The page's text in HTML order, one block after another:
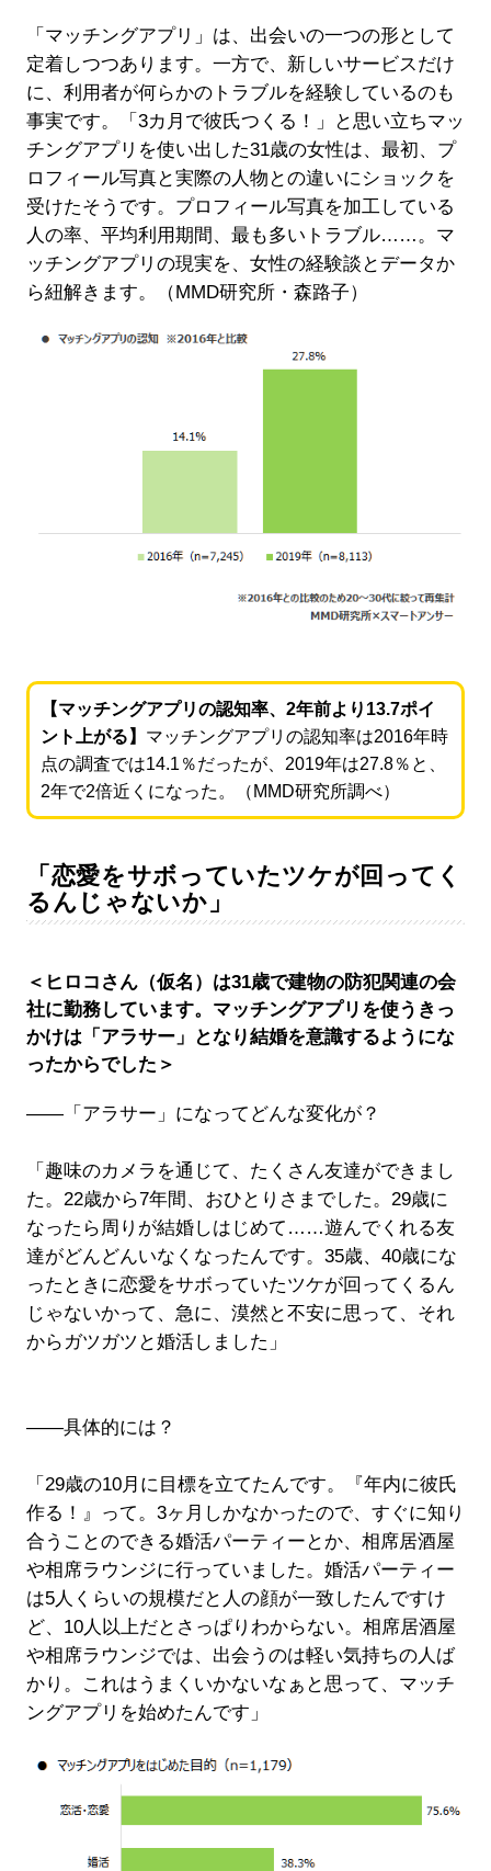
「マッチングアプリ」は、出会いの一つの形として
定着しつつあります。一方で、新しいサービスだけ
に、利用者が何らかのトラブルを経験しているのも
事実です。「3カ月で彼氏つくる！」と思い立ちマッ
チングアプリを使い出した31歳の女性は、最初、プ
ロフィール写真と実際の人物との違いにショックを
受けたそうです。プロフィール写真を加工している
人の率、平均利用期間、最も多いトラブル……。マ
ッチングアプリの現実を、女性の経験談とデータか
ら紐解きます。（MMD研究所・森路子）
【マッチングアプリの認知率、2年前より13.7ポイ
ント上がる】 マッチングアプリの認知率は2016年時
点の調査では14.1％だったが、2019年は27.8％と、
2年で2倍近くになった。（MMD研究所調べ）
「恋愛をサボっていたツケが回ってく
るんじゃないか」
＜ヒロコさん（仮名）は31歳で建物の防犯関連の会
社に勤務しています。マッチングアプリを使うきっ
かけは「アラサー」となり結婚を意識するようにな
ったからでした＞
――「アラサー」になってどんな変化が？
「趣味のカメラを通じて、たくさん友達ができまし
た。22歳から7年間、おひとりさまでした。29歳に
なったら周りが結婚しはじめて……遊んでくれる友
達がどんどんいなくなったんです。35歳、40歳にな
ったときに恋愛をサボっていたツケが回ってくるん
じゃないかって、急に、漠然と不安に思って、それ
からガツガツと婚活しました」
――具体的には？
「29歳の10月に目標を立てたんです。『年内に彼氏
作る！』って。3ヶ月しかなかったので、すぐに知り
合うことのできる婚活パーティーとか、相席居酒屋
や相席ラウンジに行っていました。婚活パーティー
は5人くらいの規模だと人の顔が一致したんですけ
ど、10人以上だとさっぱりわからない。相席居酒屋
や相席ラウンジでは、出会うのは軽い気持ちの人ば
かり。これはうまくいかないなぁと思って、マッチ
ングアプリを始めたんです」